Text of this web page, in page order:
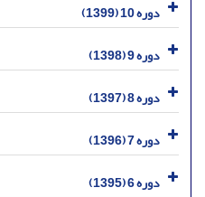
دوره 10 (1399)
دوره 9 (1398)
دوره 8 (1397)
دوره 7 (1396)
دوره 6 (1395)